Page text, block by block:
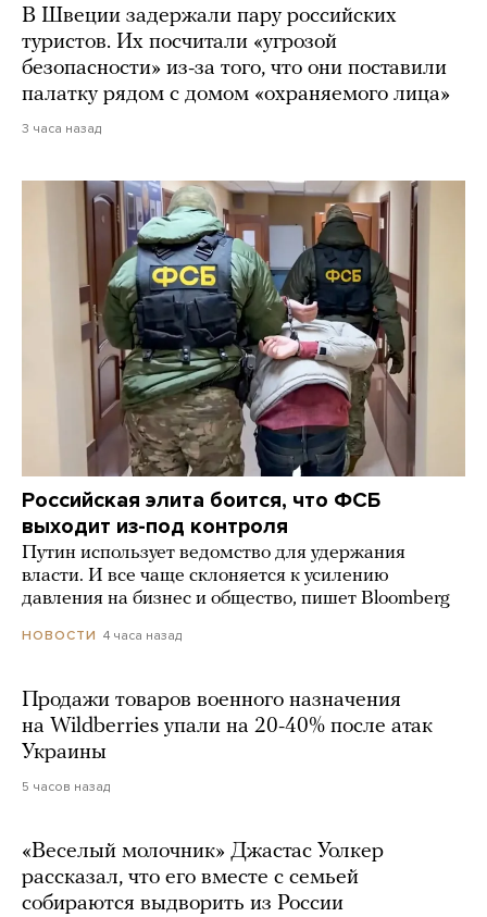
В Швеции задержали пару российских
туристов. Их посчитали «угрозой
безопасности» из-за того, что они поставили
палатку рядом с домом «охраняемого лица»
3 часа назад
Российская элита боится, что ФСБ
выходит из-под контроля
Путин использует ведомство для удержания
власти. И все чаще склоняется к усилению
давления на бизнес и общество, пишет Bloomberg
НОВОСТИ 4 часа назад
Продажи товаров военного назначения
на Wildberries упали на 20-40% после атак
Украины
5 часов назад
«Веселый молочник» Джастас Уолкер
рассказал, что его вместе с семьей
собираются выдворить из России